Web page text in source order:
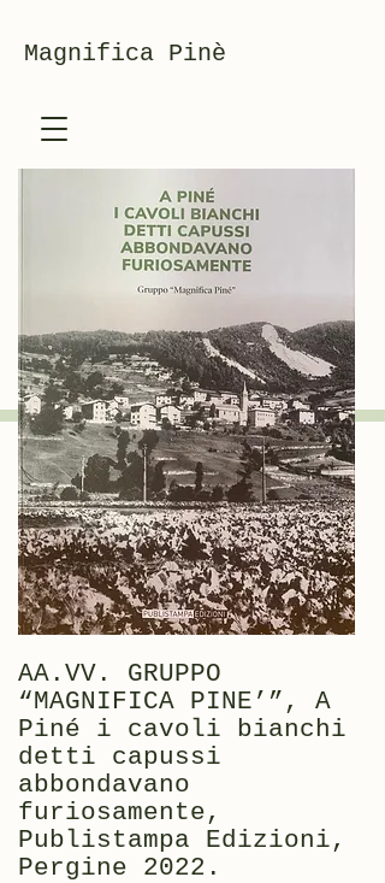
Magnifica Pinè
AA.VV. GRUPPO
“MAGNIFICA PINE’”, A
Piné i cavoli bianchi
detti capussi
abbondavano
furiosamente,
Publistampa Edizioni,
Pergine 2022.